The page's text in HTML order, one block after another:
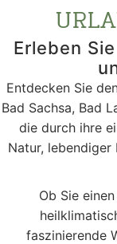
Erleben
Entdecken Sie
Bad Sachsa, Bad
die durch ihre
Natur,
Ob Sie
faszinierende